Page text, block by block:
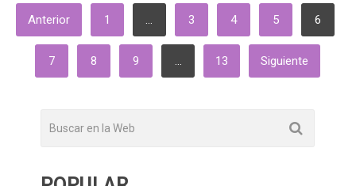
PAGINACIÓN
DE
ENTRADAS
Anterior 1 … 3 4 5 6
7 8 9 … 13 Siguiente